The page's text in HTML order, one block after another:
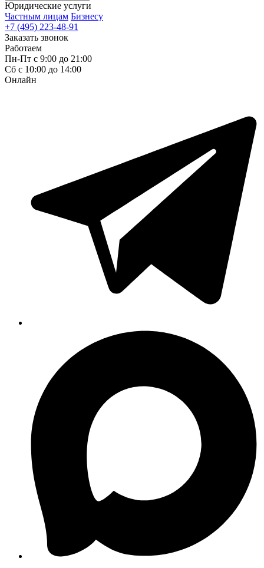
Юридические услуги
Частным лицам Бизнесу
+7 (495) 223-48-91
Заказать звонок
Работаем
Пн-Пт с 9:00 до 21:00
Сб с 10:00 до 14:00
Онлайн